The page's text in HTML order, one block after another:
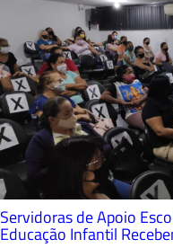
Servidoras de Apoio
Educação Infantil